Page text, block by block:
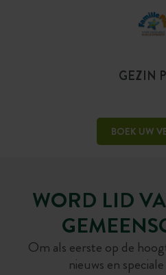
GEZIN
BOEK UW
WORD LID
Om als eerste op de
nieuws en